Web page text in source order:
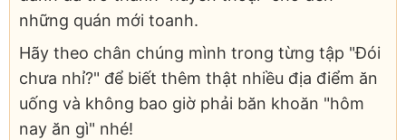
những quán mới toanh.
Hãy theo chân chúng mình trong từng tập "Đói
chưa nhỉ?" để biết thêm thật nhiều địa điểm ăn
uống và không bao giờ phải băn khoăn "hôm
nay ăn gì" nhé!